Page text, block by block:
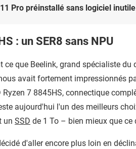
Pro préinstallé sans logiciel inutile
: un SER8 sans NPU
ce que Beelink, grand spécialiste
avait fortement impressionnés
Ryzen 7 8845HS, connectique
aujourd'hui l'un des meilleurs
un SSD de 1 To – bien mieux que ce
d'aller encore plus loin en